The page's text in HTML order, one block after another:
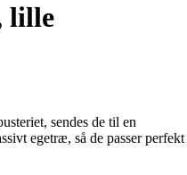
lille
sendes de til en
egetræ, så de passer perfekt